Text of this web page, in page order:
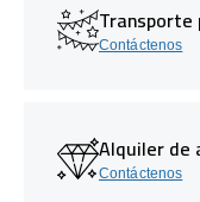
Transporte
Contáctenos
Alquiler de
Contáctenos